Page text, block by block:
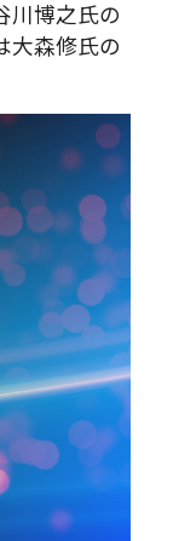
川博之氏の
大森修氏の